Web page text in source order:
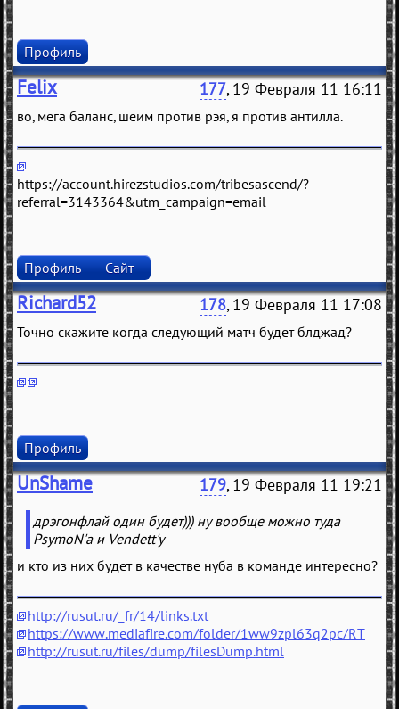
Профиль
Felix 177, 19 Февраля 11 16:11
во, мeгa бaлaнс, шeим против рэя, я против aнтиллa.
https://account.hirezstudios.com/tribesascend/?
referral=3143364&utm_campaign=email
Профиль Сайт
Richard52 178, 19 Февраля 11 17:08
Точно скажите когда следующий матч будет блджад?
Профиль
UnShame 179, 19 Февраля 11 19:21
дрэгонфлай один будет))) ну вообще можно туда
PsymoN'а и Vendett'у
и кто из них будет в качестве нуба в команде интересно?
http://rusut.ru/_fr/14/links.txt
https://www.mediafire.com/folder/1ww9zpl63q2pc/RT
http://rusut.ru/files/dump/filesDump.html